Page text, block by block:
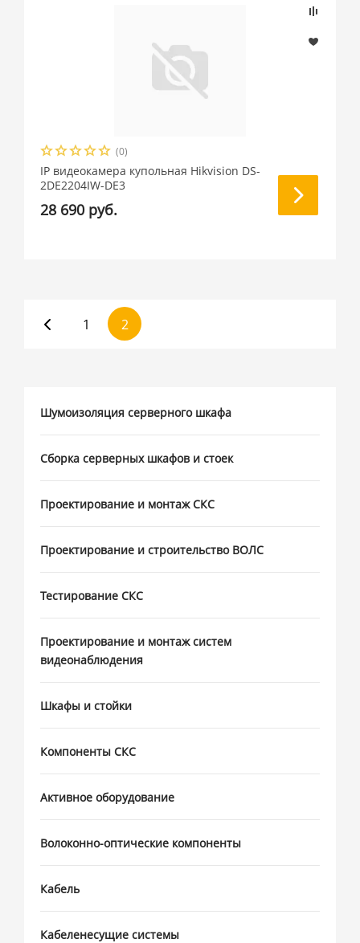
(0)
IP видеокамера купольная Hikvision DS-
2DE2204IW-DE3
28 690 руб.
1 2
Шумоизоляция серверного шкафа
Сборка серверных шкафов и стоек
Проектирование и монтаж СКС
Проектирование и строительство ВОЛС
Тестирование СКС
Проектирование и монтаж систем
видеонаблюдения
Шкафы и стойки
Компоненты СКС
Активное оборудование
Волоконно-оптические компоненты
Кабель
Кабеленесущие системы